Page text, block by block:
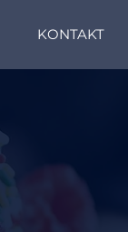
KONTAKT